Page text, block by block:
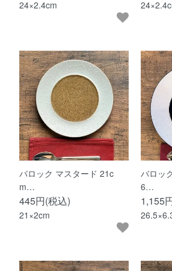
24×2.4cm
バロック マスタード 21c
m…
445円(税込)
21×2cm
バロッ
6…
1,155